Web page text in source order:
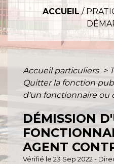
ACCUEIL/
Accueil particuliers >
Quitter la fonction
d'un fonctionnaire ou
DÉMISSION
AGENT
Vérifié le 23 Sep 2022 -